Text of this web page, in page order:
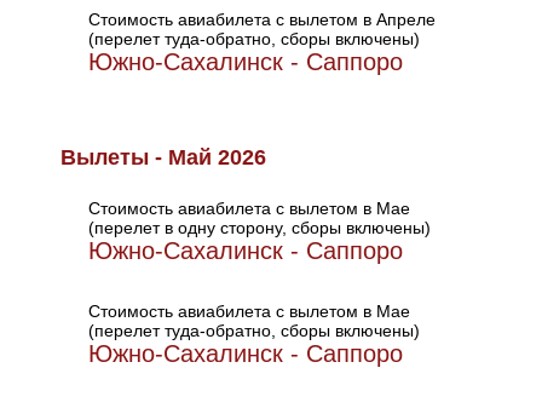
Стоимость авиабилета с вылетом в Апреле
(перелет туда-обратно, сборы включены)
Южно-Сахалинск - Саппоро
Вылеты - Май 2026
Стоимость авиабилета с вылетом в Мае
(перелет в одну сторону, сборы включены)
Южно-Сахалинск - Саппоро
Стоимость авиабилета с вылетом в Мае
(перелет туда-обратно, сборы включены)
Южно-Сахалинск - Саппоро